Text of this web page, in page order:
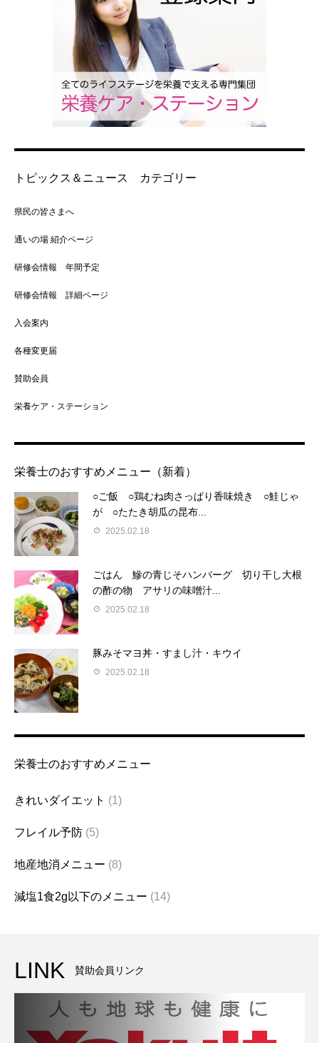
トピックス＆ニュース カテゴリー
県民の皆さまへ
通いの場 紹介ページ
研修会情報 年間予定
研修会情報 詳細ページ
入会案内
各種変更届
賛助会員
栄養ケア・ステーション
栄養士のおすすめメニュー（新着）
○ご飯 ○鶏むね肉さっぱり香味焼き ○鮭じゃ
が ○たたき胡瓜の昆布...
2025.02.18
ごはん 鰺の青じそハンバーグ 切り干し大根
の酢の物 アサリの味噌汁...
2025.02.18
豚みそマヨ丼・すまし汁・キウイ
2025.02.18
栄養士のおすすめメニュー
きれいダイエット (1)
フレイル予防 (5)
地産地消メニュー (8)
減塩1食2g以下のメニュー (14)
LINK 賛助会員リンク